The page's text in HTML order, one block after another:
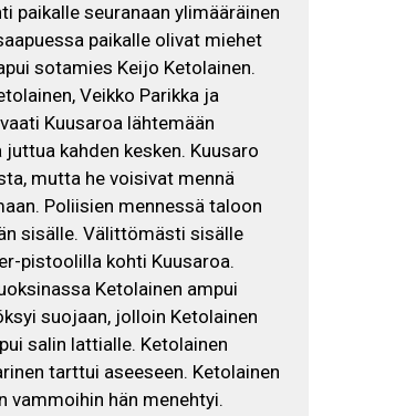
paikalle seuranaan ylimääräinen
paikalle olivat miehet
sotamies Keijo Ketolainen.
Veikko Parikka ja
Kuusaroa lähtemään
kahden kesken. Kuusaro
mutta he voisivat mennä
Poliisien mennessä taloon
sisälle. Välittömästi sisälle
pistoolilla kohti Kuusaroa.
Ketolainen ampui
suojaan, jolloin Ketolainen
salin lattialle. Ketolainen
tarttui aseeseen. Ketolainen
vammoihin hän menehtyi.